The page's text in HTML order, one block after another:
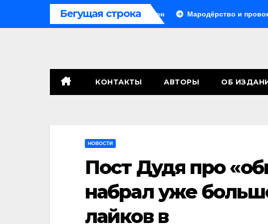
Бегущая строка
сенат принимает по Грэму закон Мародёрство и
КОНТАКТЫ АВТОРЫ ОБ
НОВОСТИ
Пост Дудя про
набрал уже
лайков в